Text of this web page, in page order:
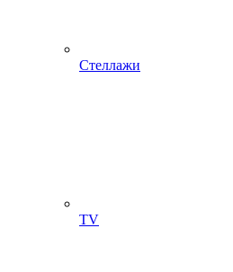
Стеллажи
ТV